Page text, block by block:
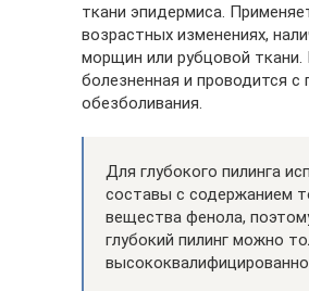
ткани эпидермиса.
возрастных изменениях,
морщин или рубцовой ткани.
болезненная и проводится с
обезболивания.
Для глубокого пилинга
составы с содержанием
вещества фенола,
глубокий пилинг можно